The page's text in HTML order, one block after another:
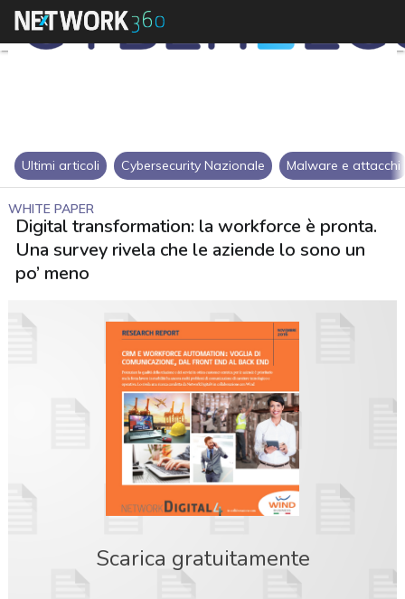
Ultimi articoli Cybersecurity Nazionale Malware e attacchi
WHITE PAPER
Digital transformation: la workforce è pronta.
Una survey rivela che le aziende lo sono un
po’ meno
Scarica gratuitamente